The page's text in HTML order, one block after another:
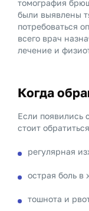
томография
были выявлены
потребоваться
всего врач
лечение и
Когда
Если появились
стоит
регулярная
острая боль в
тошнота и